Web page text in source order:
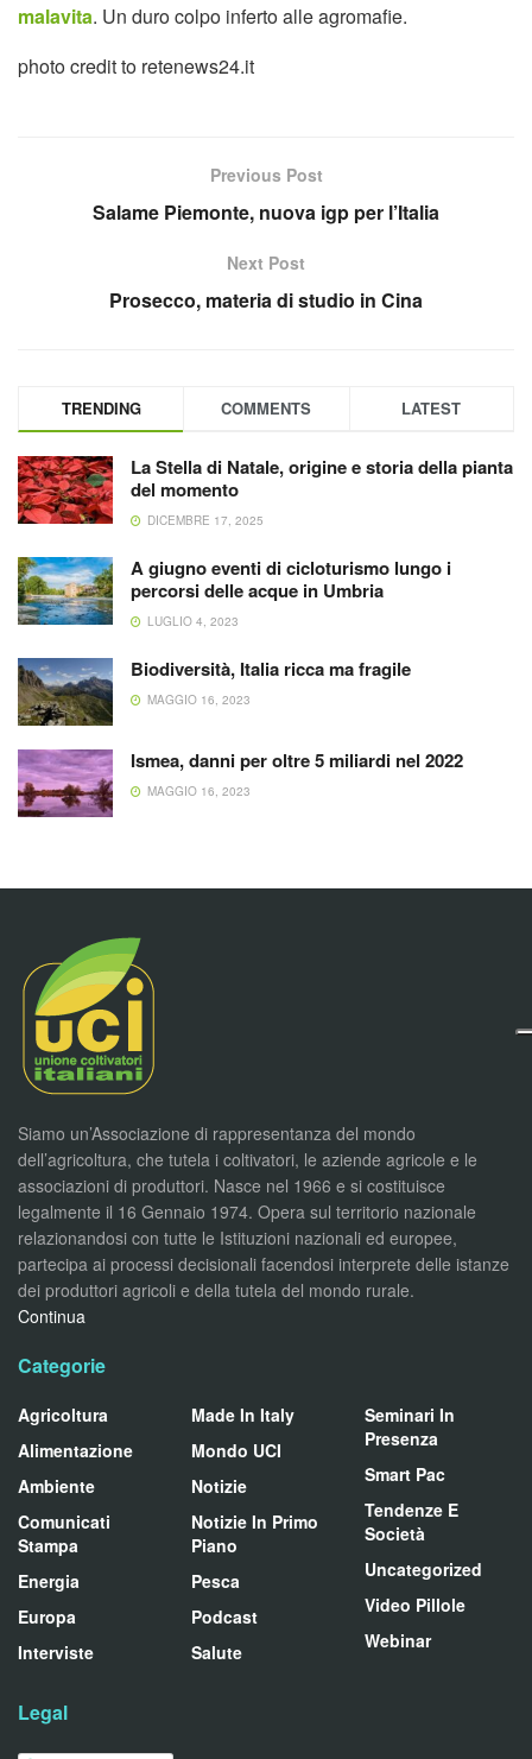
malavita. Un duro colpo inferto alle agromafie.
photo credit to retenews24.it
Previous Post
Salame Piemonte, nuova igp per l’Italia
Next Post
Prosecco, materia di studio in Cina
TRENDING COMMENTS LATEST
La Stella di Natale, origine e storia della pianta
del momento
DICEMBRE 17, 2025
A giugno eventi di cicloturismo lungo i
percorsi delle acque in Umbria
LUGLIO 4, 2023
Biodiversità, Italia ricca ma fragile
MAGGIO 16, 2023
Ismea, danni per oltre 5 miliardi nel 2022
MAGGIO 16, 2023
Siamo un’Associazione di rappresentanza del mondo
dell’agricoltura, che tutela i coltivatori, le aziende agricole e le
associazioni di produttori. Nasce nel 1966 e si costituisce
legalmente il 16 Gennaio 1974. Opera sul territorio nazionale
relazionandosi con tutte le Istituzioni nazionali ed europee,
partecipa ai processi decisionali facendosi interprete delle istanze
dei produttori agricoli e della tutela del mondo rurale.
Continua
Categorie
Agricoltura
Alimentazione
Ambiente
Comunicati
Stampa
Energia
Europa
Interviste
Made In Italy
Mondo UCI
Notizie
Notizie In Primo
Piano
Pesca
Podcast
Salute
Seminari In
Presenza
Smart Pac
Tendenze E
Società
Uncategorized
Video Pillole
Webinar
Legal